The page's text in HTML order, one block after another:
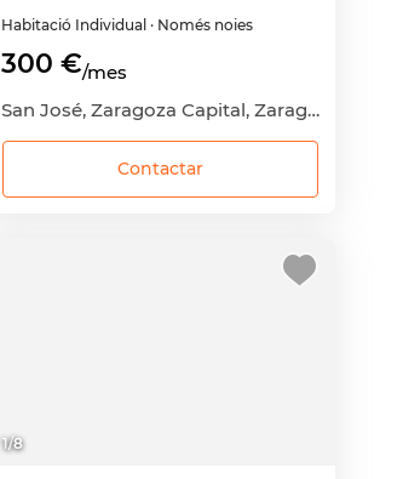
Habitació Individual · Només noies
300 €/mes
San José, Zaragoza Capital, Zaragoza
Contactar
1/8